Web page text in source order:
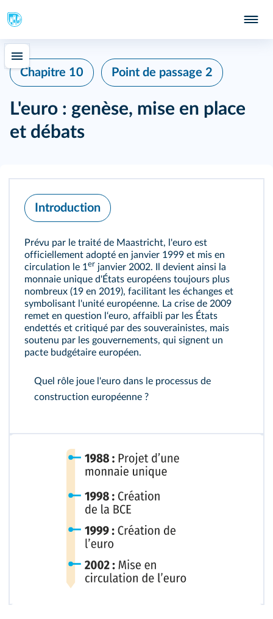
Chapitre 10 Point de passage 2
L'euro : genèse, mise en place
et débats
Introduction
Prévu par le traité de Maastricht, l'euro est
officiellement adopté en janvier 1999 et mis en
circulation le 1er janvier 2002. Il devient ainsi la
monnaie unique d'États européens toujours plus
nombreux (19 en 2019), facilitant les échanges et
symbolisant l'unité européenne. La crise de 2009
remet en question l‘euro, affaibli par les États
endettés et critiqué par des souverainistes, mais
soutenu par les gouvernements, qui signent un
pacte budgétaire européen.
Quel rôle joue l'euro dans le processus de
construction européenne ?